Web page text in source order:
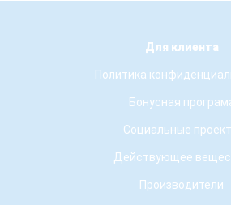
Для клиента
Политика
Бонусная
Социальные
Действующее
Производители